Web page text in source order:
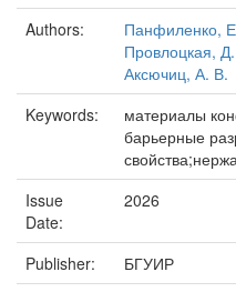
Authors:
Панфиленко,
Провлоцкая,
Аксючиц, А. В.
Keywords:
материалы
барьерные
Issue
Date:
2026
Publisher:
БГУИР